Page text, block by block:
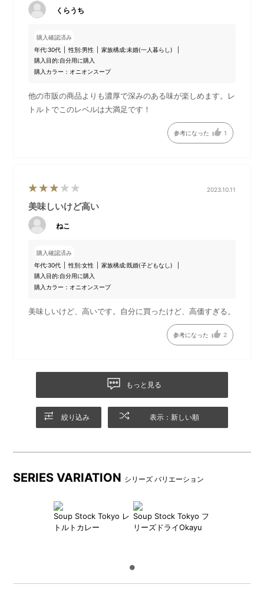
スイートコーンパウダー（国内製造）、全粉乳、ローストオニ
オンペースト、さつま芋ペースト、乳等を主要原料とする食
品、バター、食塩、砂糖、香辛料／増粘多糖類、酸化防止剤
（V．E）、（一部に卵・乳成分を含む）
5種の野菜のミネストローネ
野菜やしいたけのだしがベースの、生姜が効いたベジタリアン
のスープです。とろろやオクラのとろみに、野菜のシャキシャ
（国産）、ごぼう、長芋、オクラ、人参、大麦、生姜）／酸化
防止剤（V．E）、（一部にやまいもを含む）
魚介のチャウダー
鯛とあさりのだしをベースにしたチャウダーです。ズッキーニ
やセロリがスープを軽やかにしつつ、帆立の甘さと旨味を引き
立てます。
ス、でん粉、野菜エキスパウダー、ブイヨン、鯛だし、香味
油、香辛料、食塩、具（キャベツ（国産）、ズッキーニ、ほた
て貝、玉ねぎ、セロリ、乾燥タイム）／酸化防止剤（V.E）、
くらうち
購入確認済み
年代:30代 性別:男性 家族構成:未婚(一人暮らし)
購入目的:自分用に購入
購入カラー：オニオンスープ
他の市販の商品よりも濃厚で深みのある味が楽しめます。レ
トルトでこのレベルは大満足です！
参考になった 1
2023.10.11
美味しいけど高い
ねこ
購入確認済み
年代:30代 性別:女性 家族構成:既婚(子どもなし)
購入目的:自分用に購入
購入カラー：オニオンスープ
美味しいけど、高いです。自分に買ったけど、高価すぎる。
参考になった 2
もっと見る
絞り込み 表示：新しい順
SERIES VARIATION シリーズ バリエーション
Soup Stock Tokyo レ
トルトカレー
Soup Stock Tokyo フ
リーズドライOkayu